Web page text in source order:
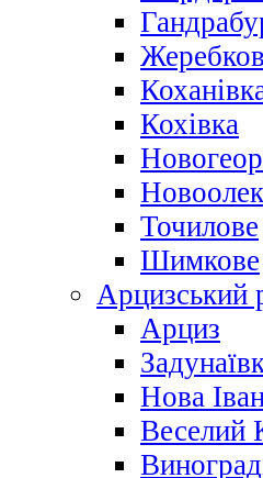
Кохівка
Точилове
Шимкове
Арцизський
Арциз
Нова
Веселий